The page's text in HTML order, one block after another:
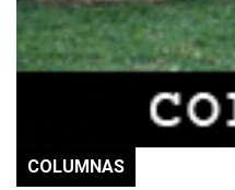
COLUMNAS